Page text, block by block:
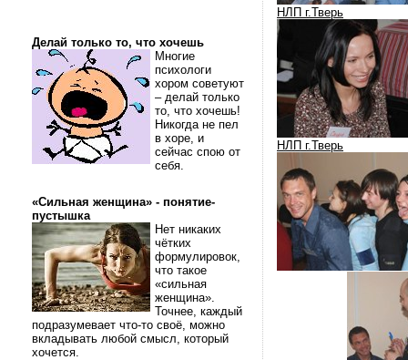
Делай только то, что хочешь
Многие
психологи
хором советуют
– делай только
то, что хочешь!
Никогда не пел
в хоре, и
сейчас спою от
себя.
«Сильная женщина» - понятие-
пустышка
Нет никаких
чётких
формулировок,
что такое
«сильная
женщина».
Точнее, каждый
подразумевает что-то своё, можно
вкладывать любой смысл, который
хочется.
НЛП г.Тверь
НЛП г.Тверь